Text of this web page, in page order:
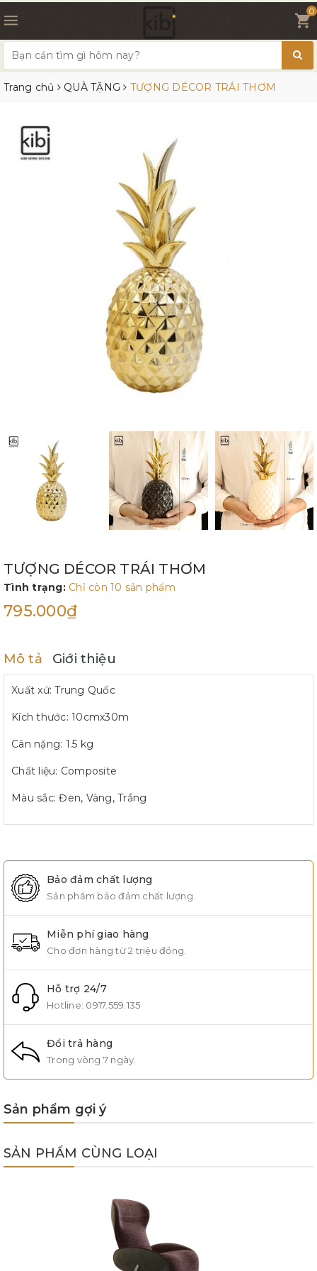
0
Trang chủ QUÀ TẶNG TƯỢNG DÉCOR TRÁI THƠM
TƯỢNG DÉCOR TRÁI THƠM
Tình trạng: Chỉ còn 10 sản phẩm
795.000₫
Mô tả Giới thiệu
Xuất xứ: Trung Quốc
Kích thước: 10cmx30m
Cân nặng: 1.5 kg
Chất liệu: Composite
Màu sắc: Đen, Vàng, Trắng
Bảo đảm chất lượng
Sản phẩm bảo đảm chất lượng.
Miễn phí giao hàng
Cho đơn hàng từ 2 triệu đồng.
Hỗ trợ 24/7
Hotline: 0917.559.135
Đổi trả hàng
Trong vòng 7 ngày.
Sản phẩm gợi ý
SẢN PHẨM CÙNG LOẠI